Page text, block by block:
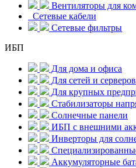
Вентиляторы для
Сетевые кабели
Сетевые фильтры
ИБП
Для дома и офиса
Для сетей и серверов
Для крупных
Стабилизаторы
Солнечные панели
ИБП с внешними
Инверторы для
Аккумуляторные